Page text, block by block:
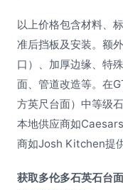
以上价格包含材料、
准后挡板及安装。额
口）、加厚边缘、特
面、管道改造等。在
方英尺台面）中等级
本地供应商如
商如Josh Kitchen提
获取多伦多石英石台